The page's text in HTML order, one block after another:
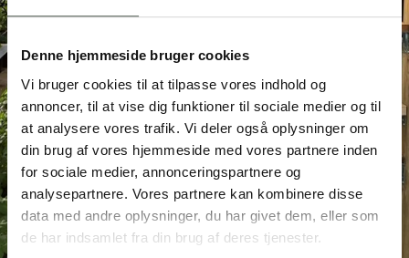
Denne hjemmeside bruger cookies
Vi bruger cookies til at tilpasse vores indhold og
annoncer, til at vise dig funktioner til sociale medier og til
at analysere vores trafik. Vi deler også oplysninger om
din brug af vores hjemmeside med vores partnere inden
for sociale medier, annonceringspartnere og
analysepartnere. Vores partnere kan kombinere disse
data med andre oplysninger, du har givet dem, eller som
de har indsamlet fra din brug af deres tjenester.